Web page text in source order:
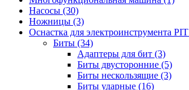
Насосы (30)
Ножницы (3)
Оснастка для электроинструмента PIT
Биты (34)
Адаптеры для бит (3)
Биты двусторонние (5)
Биты нескользящие (3)
Биты ударные (16)